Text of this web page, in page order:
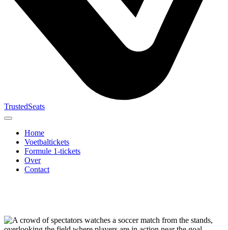
TrustedSeats
Home
Voetbaltickets
Formule 1-tickets
Over
Contact